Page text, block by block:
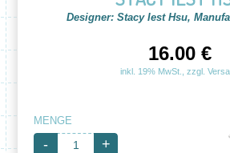
Designer: Stacy Iest Hsu,
16.00 €
inkl. 19% MwSt., zzgl.
MENGE
+
-